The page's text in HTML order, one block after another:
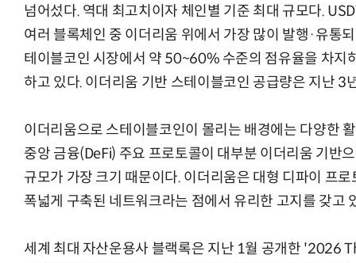
넘어섰다. 역대 최고치이자 체인별 기준 최대 규모다.
여러 블록체인 중 이더리움 위에서 가장 많이 발행·유통
테이블코인 시장에서 약 50~60% 수준의 점유율을 차지
하고 있다. 이더리움 기반 스테이블코인 공급량은 지난 3
이더리움으로 스테이블코인이 몰리는 배경에는 다양한
중앙 금융(DeFi) 주요 프로토콜이 대부분 이더리움 기반
규모가 가장 크기 때문이다. 이더리움은 대형 디파이 프
폭넓게 구축된 네트워크라는 점에서 유리한 고지를 갖고
세계 최대 자산운용사 블랙록은 지난 1월 공개한 '2026